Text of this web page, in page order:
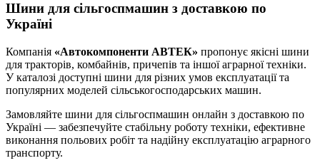
Шини для сільгоспмашин з доставкою по
Україні
Компанія «Автокомпоненти АВТЕК» пропонує якісні шини
для тракторів, комбайнів, причепів та іншої аграрної техніки.
У каталозі доступні шини для різних умов експлуатації та
популярних моделей сільськогосподарських машин.
Замовляйте шини для сільгоспмашин онлайн з доставкою по
Україні — забезпечуйте стабільну роботу техніки, ефективне
виконання польових робіт та надійну експлуатацію аграрного
транспорту.